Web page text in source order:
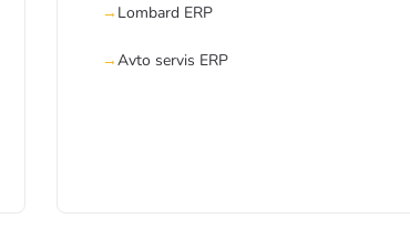
Lombard ERP
Avto servis ERP